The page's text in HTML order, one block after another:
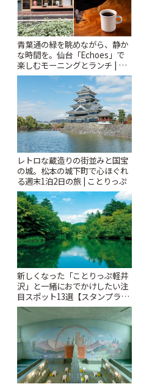
青葉通の緑を眺めながら、静か
な時間を。仙台「Echoes」で
楽しむモーニングとランチ | こ
とりっぷ
レトロな蔵造りの街並みと国宝
の城。松本の城下町で心ほぐれ
る週末1泊2日の旅 | ことりっぷ
新しくなった「ことりっぷ軽井
沢」と一緒におでかけしたい注
目スポット13選【スタンプラリ
ー開催中】 | ことりっぷ